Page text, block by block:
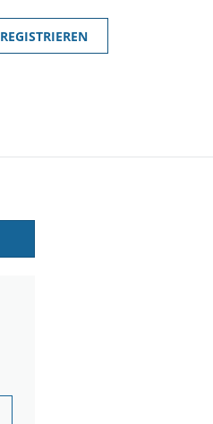
REGISTRIEREN